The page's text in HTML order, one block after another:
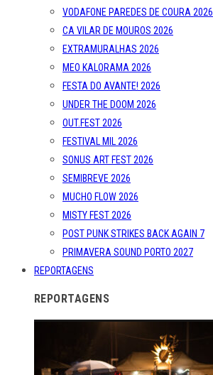
VODAFONE PAREDES DE COURA 2026
CA VILAR DE MOUROS 2026
EXTRAMURALHAS 2026
MEO KALORAMA 2026
FESTA DO AVANTE! 2026
UNDER THE DOOM 2026
OUT.FEST 2026
FESTIVAL MIL 2026
SONUS ART FEST 2026
SEMIBREVE 2026
MUCHO FLOW 2026
MISTY FEST 2026
POST PUNK STRIKES BACK AGAIN 7
PRIMAVERA SOUND PORTO 2027
REPORTAGENS
REPORTAGENS